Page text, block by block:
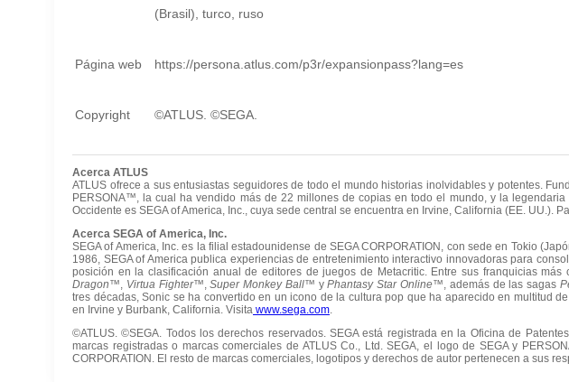
(Brasil), turco, ruso
Página web https://persona.atlus.com/p3r/expansionpass?lang=es
Copyright ©ATLUS. ©SEGA.
Acerca ATLUS
ATLUS ofrece a sus entusiastas seguidores de todo el mundo historias inolvidables y potentes.
PERSONA™, la cual ha vendido más de 22 millones de copias en todo el mundo, y la
Occidente es SEGA of America, Inc., cuya sede central se encuentra en Irvine, California (EE. UU.).
Acerca SEGA of America, Inc.
SEGA of America, Inc. es la filial estadounidense de SEGA CORPORATION, con sede en Tokio
1986, SEGA of America publica experiencias de entretenimiento interactivo innovadoras para
posición en la clasificación anual de editores de juegos de Metacritic. Entre sus franquicias
Dragon™, Virtua Fighter™,Super Monkey Ball™ yPhantasy Star Online™, además de las sagas
tres décadas, Sonic se ha convertido en un icono de la cultura pop que ha aparecido en multitud
en Irvine y Burbank, California. Visita www.sega.com.
©ATLUS. ©SEGA. Todos los derechos reservados. SEGA está registrada en la Oficina de
marcas registradas o marcas comerciales de ATLUS Co., Ltd. SEGA, el logo de SEGA y
CORPORATION. El resto de marcas comerciales, logotipos y derechos de autor pertenecen a sus